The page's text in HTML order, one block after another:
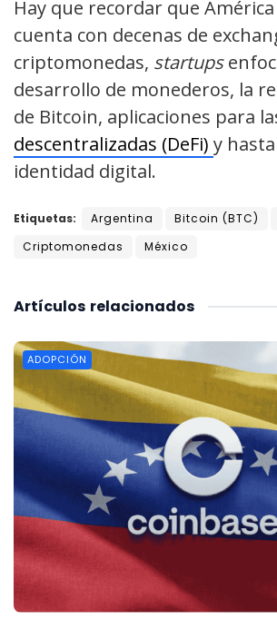
Hay que recordar que
cuenta con decenas de
criptomonedas, startups
desarrollo de monederos, la
de Bitcoin, aplicaciones para
descentralizadas (DeFi) y
identidad digital.
Etiquetas: Argentina Bitcoin (BTC)
Criptomonedas
México
relacionados
Artículos
ADOPCIÓN